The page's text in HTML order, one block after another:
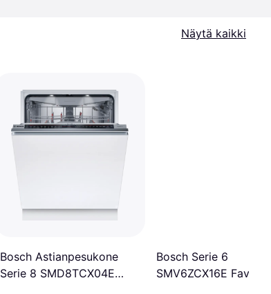
Näytä kaikki
Bosch Astianpesukone
Serie 8 SMD8TCX04E
Bosch Serie 6
SMV6ZCX16E